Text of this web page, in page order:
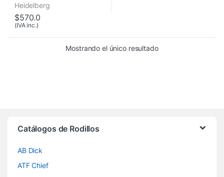
Heidelberg
$570.0
(IVA inc.)
Mostrando el único resultado
Catálogos de Rodillos
AB Dick
ATF Chief